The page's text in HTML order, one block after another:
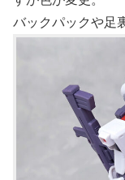
バックパックや足